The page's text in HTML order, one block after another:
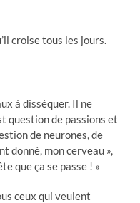
croise tous les jours.
à disséquer. Il ne
question de passions et
de neurones, de
donné, mon cerveau »,
que ça se passe ! »
ceux qui veulent